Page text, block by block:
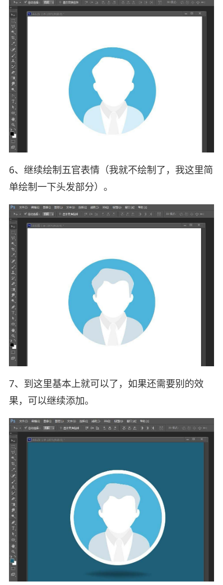
6、继续绘制五官表情（我就不绘制了，我这里简
单绘制一下头发部分）。
7、到这里基本上就可以了，如果还需要别的效
果，可以继续添加。